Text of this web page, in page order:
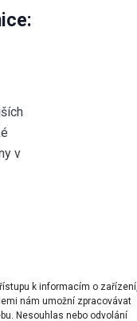
k informacím o zařízení,
nám umožní zpracovávat
Nesouhlas nebo odvolání
v